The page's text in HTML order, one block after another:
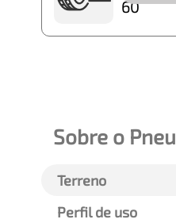
60
Sobre o Pneu
Terreno
Perfil de uso